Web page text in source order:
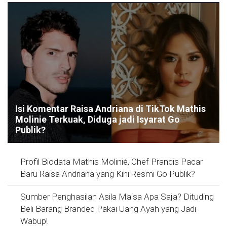
Isi Komentar Raisa Andriana di TikTok Mathis
Molinie Terkuak, Diduga jadi Isyarat Go
Publik?
Profil Biodata Mathis Molinié, Chef Prancis Pacar
Baru Raisa Andriana yang Kini Resmi Go Publik?
Sumber Penghasilan Asila Maisa Apa Saja? Dituding
Beli Barang Branded Pakai Uang Ayah yang Jadi
Wabup!